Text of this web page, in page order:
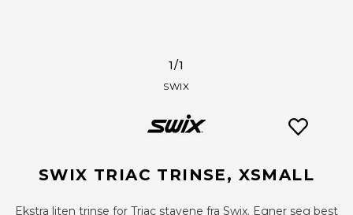
1/1
SWIX
SWIX TRIAC TRINSE, XSMALL
Ekstra liten trinse for Triac stavene fra Swix. Egner seg best